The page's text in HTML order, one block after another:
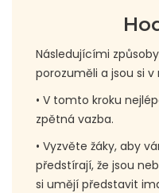
Následujícími
porozuměli a jsou si
• V tomto kroku
zpětná vazba.
• Vyzvěte žáky, aby
předstírají, že jsou
si umějí představit